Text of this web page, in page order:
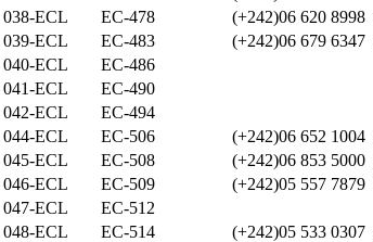
038-ECL EC-478 (+242)06 620 8998
039-ECL EC-483 (+242)06 679 6347
040-ECL EC-486
041-ECL EC-490
042-ECL EC-494
044-ECL EC-506 (+242)06 652 1004
045-ECL EC-508 (+242)06 853 5000
046-ECL EC-509 (+242)05 557 7879
047-ECL EC-512
048-ECL EC-514 (+242)05 533 0307